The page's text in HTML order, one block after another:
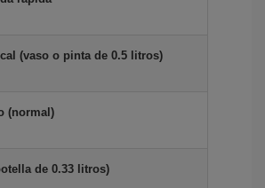
(vaso o pinta de 0.5 litros)
(normal)
de 0.33 litros)